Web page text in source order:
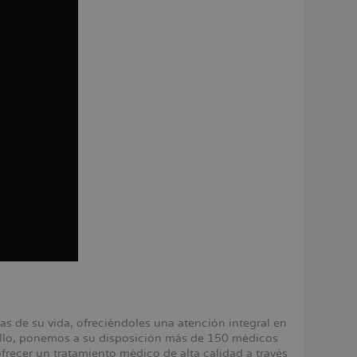
de su vida, ofreciéndoles una atención integral en
ponemos a su disposición más de 150 médicos
un tratamiento médico de alta calidad a través